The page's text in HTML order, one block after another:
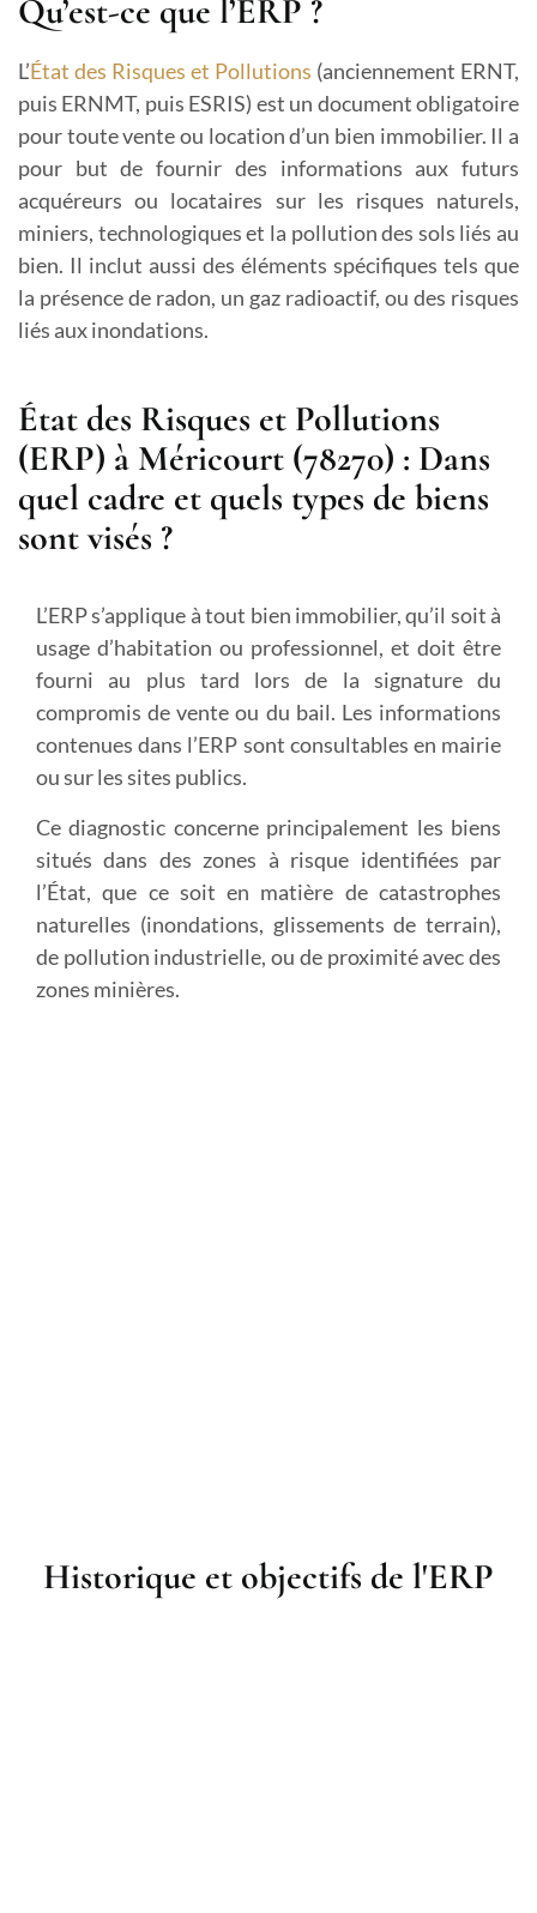
Qu’est-ce que l’ERP ?
L’État des Risques et Pollutions (anciennement ERNT,
puis ERNMT, puis ESRIS) est un document obligatoire
pour toute vente ou location d’un bien immobilier. Il a
pour but de fournir des informations aux futurs
acquéreurs ou locataires sur les risques naturels,
miniers, technologiques et la pollution des sols liés au
bien. Il inclut aussi des éléments spécifiques tels que
la présence de radon, un gaz radioactif, ou des risques
liés aux inondations.
État des Risques et Pollutions
(ERP) à Méricourt (78270) : Dans
quel cadre et quels types de biens
sont visés ?
L’ERP s’applique à tout bien immobilier, qu’il soit à
usage d’habitation ou professionnel, et doit être
fourni au plus tard lors de la signature du
compromis de vente ou du bail. Les informations
contenues dans l’ERP sont consultables en mairie
ou sur les sites publics.
Ce diagnostic concerne principalement les biens
situés dans des zones à risque identifiées par
l’État, que ce soit en matière de catastrophes
naturelles (inondations, glissements de terrain),
de pollution industrielle, ou de proximité avec des
zones minières.
Historique et objectifs de l'ERP